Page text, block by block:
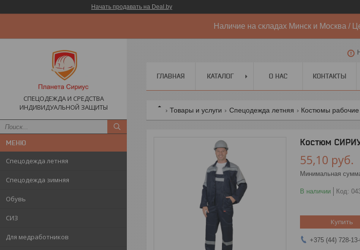
Начать продавать на Deal.by
Наличие на складах Минск и Москва /
СПЕЦОДЕЖДА И СРЕДСТВА
ИНДИВИДУАЛЬНОЙ ЗАЩИТЫ
Спецодежда летняя
Спецодежда зимняя
Обувь
СИЗ
Для медработников
ГЛАВНАЯ КАТАЛОГ О НАС КОНТАКТЫ
Товары и услуги Спецодежда летняя Костюмы рабочие
Костюм
55,10 руб.
Минимальная
В наличии Код:
Купить
+375 (44) 728-